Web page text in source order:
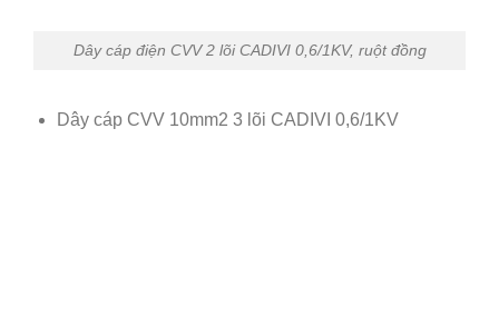
Dây cáp điện CVV 2 lõi CADIVI 0,6/1KV, ruột đồng
Dây cáp CVV 10mm2 3 lõi CADIVI 0,6/1KV